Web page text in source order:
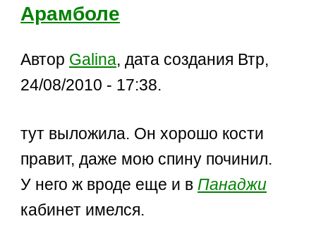
Арамболе
Автор Galina, дата создания Втр,
24/08/2010 - 17:38.
тут выложила. Он хорошо кости
правит, даже мою спину починил.
У него ж вроде еще и в Панаджи
кабинет имелся.